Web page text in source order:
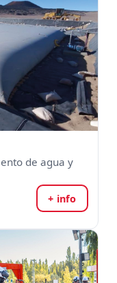
de agua y
+ info